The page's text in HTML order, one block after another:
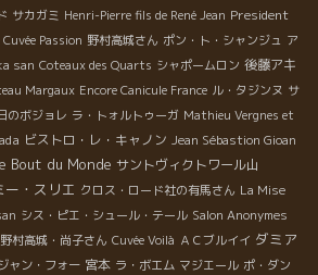
サカガミ Henri-Pierre fils de René Jean President
Cuvée Passion 野村高城さん ポン・ト・シャンジュ ア
san Coteaux des Quarts シャポームロン 後藤アキ
Margaux Encore Canicule France ル・タジンヌ サ
のボジョレ ラ・トォルトゥーガ Mathieu Vergnes et
ビストロ・レ・キャノン Jean Sébastion Gioan
Bout du Monde サントヴィクトワール山
ー・スリエ クロス・ロード社の有馬さん La Mise
シス・ピエ・シュール・テール Salon Anonymes
村高城・尚子さん Cuvée Voilà ＡＣブルイイ ダミア
ャン・フォー 宮本 ラ・ボエム マジエール ポ・ダン